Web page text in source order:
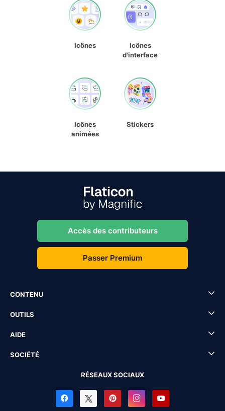
Icônes
Icônes
d'interface
Icônes
animées
Stickers
Accès des contributeurs
Passer Premium
CONTENU
OUTILS
AIDE
SOCIÉTÉ
RÉSEAUX SOCIAUX